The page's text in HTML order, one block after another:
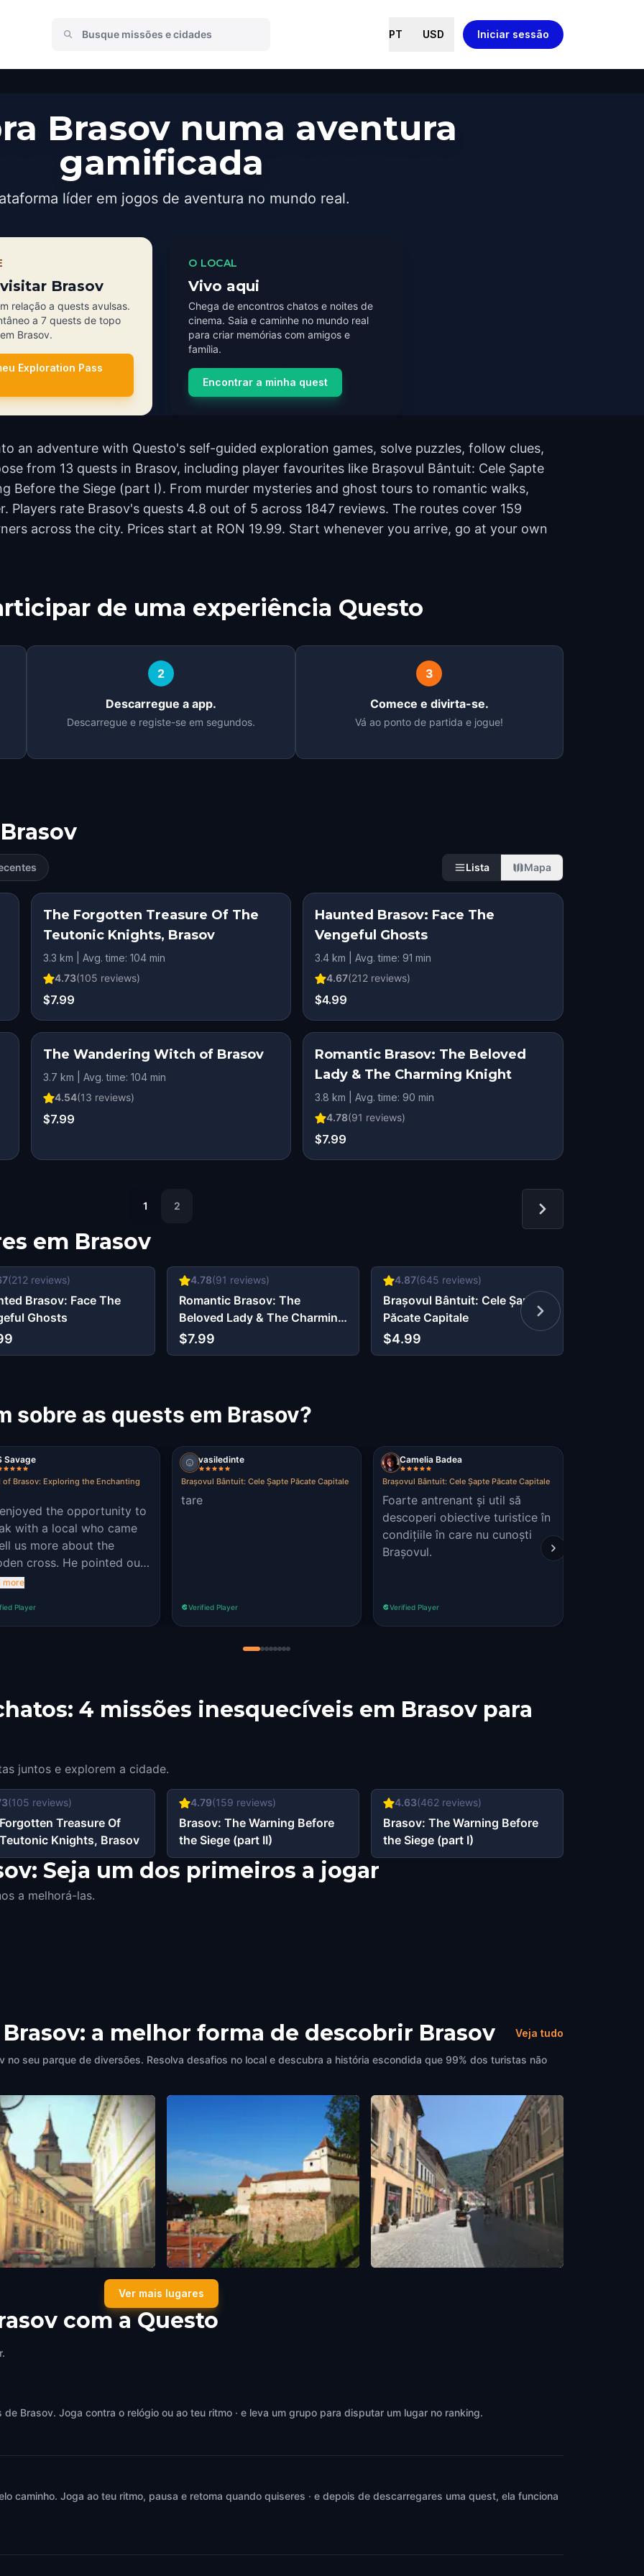
PT USD Iniciar sessão
Brasov numa aventura
gamificada
líder em jogos de aventura no mundo real.
Brasov
relação a quests avulsas.
a 7 quests de topo
Brasov.
Exploration Pass
O LOCAL
Vivo aqui
Chega de encontros chatos e noites de
cinema. Saia e caminhe no mundo real
para criar memórias com amigos e
família.
Encontrar a minha quest
an adventure with Questo's self-guided exploration games, solve puzzles, follow clues,
from 13 quests in Brasov, including player favourites like Brașovul Bântuit: Cele Șapte
Before the Siege (part I). From murder mysteries and ghost tours to romantic walks,
rate Brasov's quests 4.8 out of 5 across 1847 reviews. The routes cover 159
across the city. Prices start at RON 19.99. Start whenever you arrive, go at your own
de uma experiência Questo
2
Descarregue a app.
Descarregue e registe-se em segundos.
3
Comece e divirta-se.
Vá ao ponto de partida e jogue!
Brasov
Lista Mapa
The Forgotten Treasure Of The
Teutonic Knights, Brasov
3.3 km | Avg. time: 104 min
4.73(105 reviews)
$7.99
Haunted Brasov: Face The
Vengeful Ghosts
3.4 km | Avg. time: 91 min
4.67(212 reviews)
$4.99
The Wandering Witch of Brasov
3.7 km | Avg. time: 104 min
4.54(13 reviews)
$7.99
ROMANTIC ADVENTURE
Romantic Brasov: The Beloved
Lady & The Charming Knight
3.8 km | Avg. time: 90 min
4.78(91 reviews)
$7.99
1 2
em Brasov
(212 reviews)
Brasov: Face The
Ghosts
4.78(91 reviews)
Romantic Brasov: The
Beloved Lady & The Charming
Knight
$7.99
4.87(645 reviews)
Brașovul Bântuit: Cele Șapte
Păcate Capitale
$4.99
sobre as quests em Brasov?
Savage
of Brasov: Exploring the Enchanting
the opportunity to
with a local who came
us more about the
cross. He pointed out
which says the
on the plaque.
more
Player
vasiledinte
Brașovul Bântuit: Cele Șapte Păcate Capitale
tare
Verified Player
Camelia Badea
Brașovul Bântuit: Cele Șapte Păcate Capitale
Foarte antrenant și util să
descoperi obiective turistice în
condițiile în care nu cunoști
Brașovul.
Verified Player
4 missões inesquecíveis em Brasov para
juntos e explorem a cidade.
(105 reviews)
Treasure Of
Knights, Brasov
4.79(159 reviews)
Brasov: The Warning Before
the Siege (part II)
4.63(462 reviews)
Brasov: The Warning Before
the Siege (part I)
Seja um dos primeiros a jogar
a melhorá-las.
a melhor forma de descobrir Brasov Veja tudo
no seu parque de diversões. Resolva desafios no local e descubra a história escondida que 99% dos turistas não
Bastionul Țesătorilor
Brasov
Ver mais lugares
com a Questo
Brasov. Joga contra o relógio ou ao teu ritmo · e leva um grupo para disputar um lugar no ranking.
caminho. Joga ao teu ritmo, pausa e retoma quando quiseres · e depois de descarregares uma quest, ela funciona